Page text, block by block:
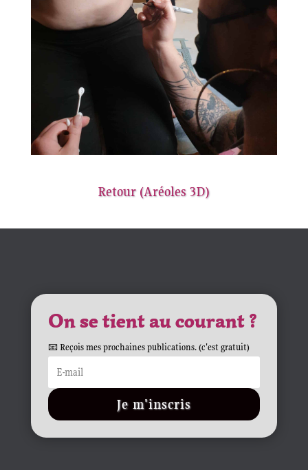
Retour (Aréoles 3D)
On se tient au courant ?
📧 Reçois mes prochaines publications. (c'est gratuit)
Je m'inscris